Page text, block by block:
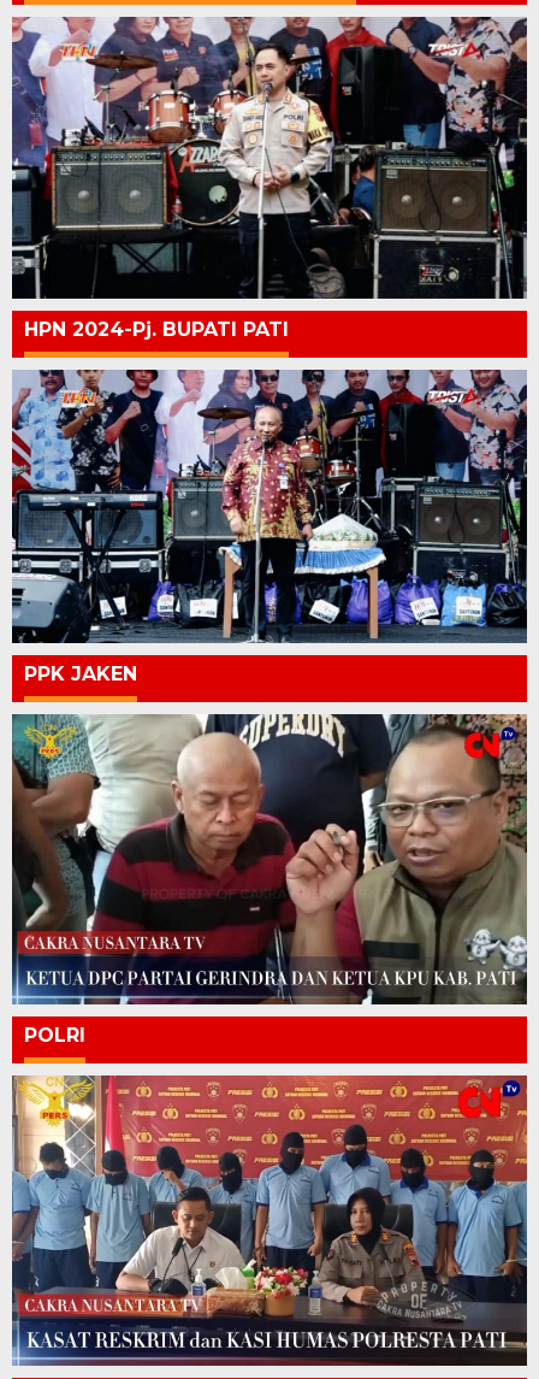
HPN 2024-Pj. BUPATI PATI
PPK JAKEN
POLRI